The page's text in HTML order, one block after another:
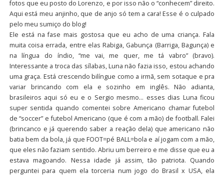
fotos que eu posto do Lorenzo, e por isso não o “conhecem” direito.
Aqui está meu anjinho, que de anjo só tem a cara! Esse é o culpado
pelo meu sumiço do blog!
Ele está na fase mais gostosa que eu acho de uma criança. Fala
muita coisa errada, entre elas Rabiga, Gabunça (Barriga, Bagunça) e
na língua do índio, “me vai, me quer, me tá vabro” (bravo).
Interessante a troca das sílabas, Luna não fazia isso, estou achando
uma graça. Está crescendo bilíngue como a irmã, sem sotaque e pra
variar brincando com ela e sozinho em inglês. Não adianta,
brasileiros aqui só eu e o Sergio mesmo… esses dias Luna ficou
super sentida quando comentei sobre Americano chamar futebol
de “soccer” e futebol Americano (que é com a mão) de football. Falei
(brincanco e já querendo saber a reação dela) que americano não
batia bem da bola, já que FOOT=pé BALL=bola e aí jogam com a mão,
que eles não faziam sentido. Abriu um berreiro e me disse que eu a
estava magoando. Nessa idade já assim, tão patriota. Quando
perguntei para quem ela torceria num jogo do Brasil x USA, ela